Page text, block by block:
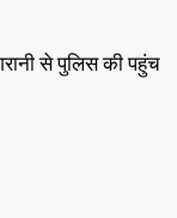
से पुलिस की पहुंच